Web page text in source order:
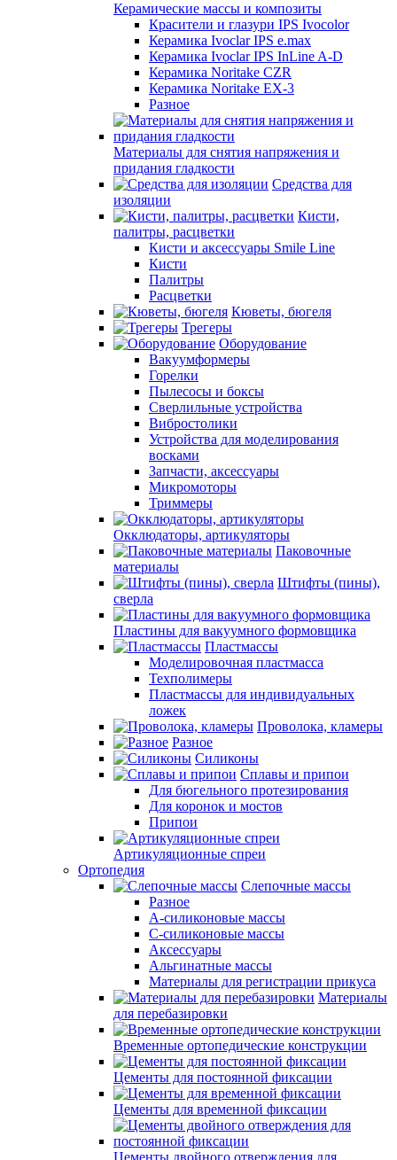
Керамические массы и композиты
Красители и глазури IPS Ivocolor
Керамика Ivoclar IPS e.max
Керамика Ivoclar IPS InLine A-D
Керамика Noritake CZR
Керамика Noritake EX-3
Разное
Материалы для снятия напряжения и
придания гладкости
Средства для
изоляции
Кисти,
палитры, расцветки
Кисти и аксессуары Smile Line
Кисти
Палитры
Расцветки
Кюветы, бюгеля
Трегеры
Оборудование
Вакуумформеры
Горелки
Пылесосы и боксы
Сверлильные устройства
Вибростолики
Устройства для моделирования
восками
Запчасти, аксессуары
Микромоторы
Триммеры
Окклюдаторы, артикуляторы
Паковочные
материалы
Штифты (пины),
сверла
Пластины для вакуумного формовщика
Пластмассы
Моделировочная пластмасса
Техполимеры
Пластмассы для индивидуальных
ложек
Проволока, кламеры
Разное
Силиконы
Сплавы и припои
Для бюгельного протезирования
Для коронок и мостов
Припои
Артикуляционные спреи
Ортопедия
Слепочные массы
Разное
А-силиконовые массы
С-силиконовые массы
Аксессуары
Альгинатные массы
Материалы для регистрации прикуса
Материалы
для перебазировки
Временные ортопедические конструкции
Цементы для постоянной фиксации
Цементы для временной фиксации
Цементы двойного отверждения для